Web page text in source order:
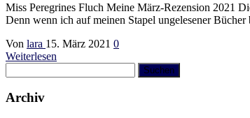
Miss Peregrines Fluch Meine März-Rezension 2021
Denn wenn ich auf meinen Stapel ungelesener
Von lara 15. März 2021 0
Weiterlesen
nach:
Archiv